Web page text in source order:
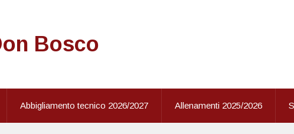
Bosco
Abbigliamento tecnico 2026/2027 Allenamenti 2025/2026